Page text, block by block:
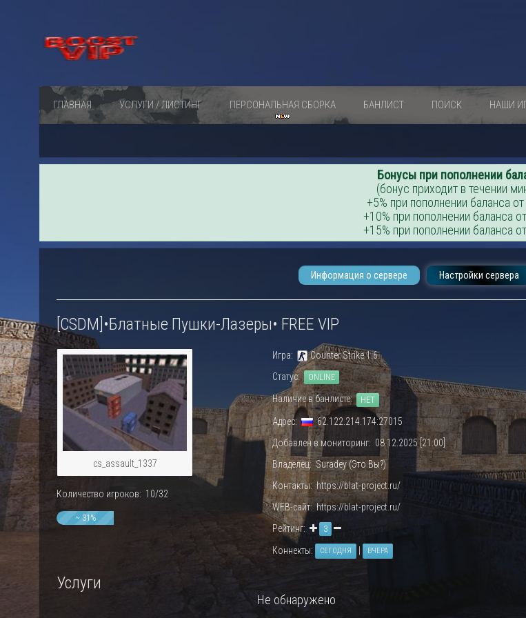
ГЛАВНАЯ УСЛУГИ / ЛИСТИНГ ПЕРСОНАЛЬНАЯ СБОРКА БАНЛИСТ ПОИСК НАШИ
Бонусы при пополнении
(бонус приходит в течении
+5% при пополнении баланса
+10% при пополнении баланса
+15% при пополнении баланса
Информация о сервере Настройки сервера
[CSDM]•Блатные Пушки-Лазеры• FREE VIP
cs_assault_1337
Количество игроков: 10/32
~ 31%
Игра:
Counter Strike 1.6
Статус:
ONLINE
Наличие в банлисте: НЕТ
Адрес:
62.122.214.174:27015
Добавлен в мониторинг: 08.12.2025 [21:00]
Владелец: Suradey (Это Вы?)
Контакты: https://blat-project.ru/
WEB-сайт: https://blat-project.ru/
Рейтинг:
3
Коннекты: СЕГОДНЯ ВЧЕРА
Услуги
Не обнаружено